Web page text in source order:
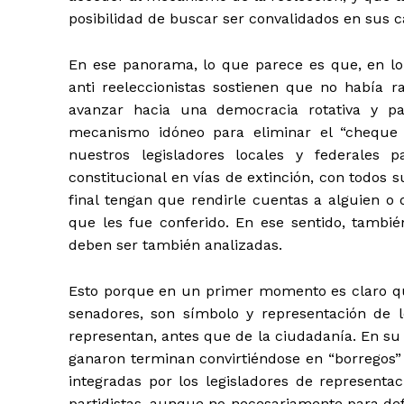
posibilidad de buscar ser convalidados en sus
En ese panorama, lo que parece es que, en
anti reeleccionistas sostienen que no había
avanzar hacia una democracia rotativa y
mecanismo idóneo para eliminar el
nuestros legisladores locales y
constitucional en vías de extinción, con todos
final tengan que rendirle cuentas a alguien o
que les fue conferido. En ese sentido,
deben ser también analizadas.
Esto porque en un primer momento es claro
senadores, son símbolo y representación
representan, antes que de la ciudadanía. En
ganaron terminan convirtiéndose en
integradas por los legisladores de